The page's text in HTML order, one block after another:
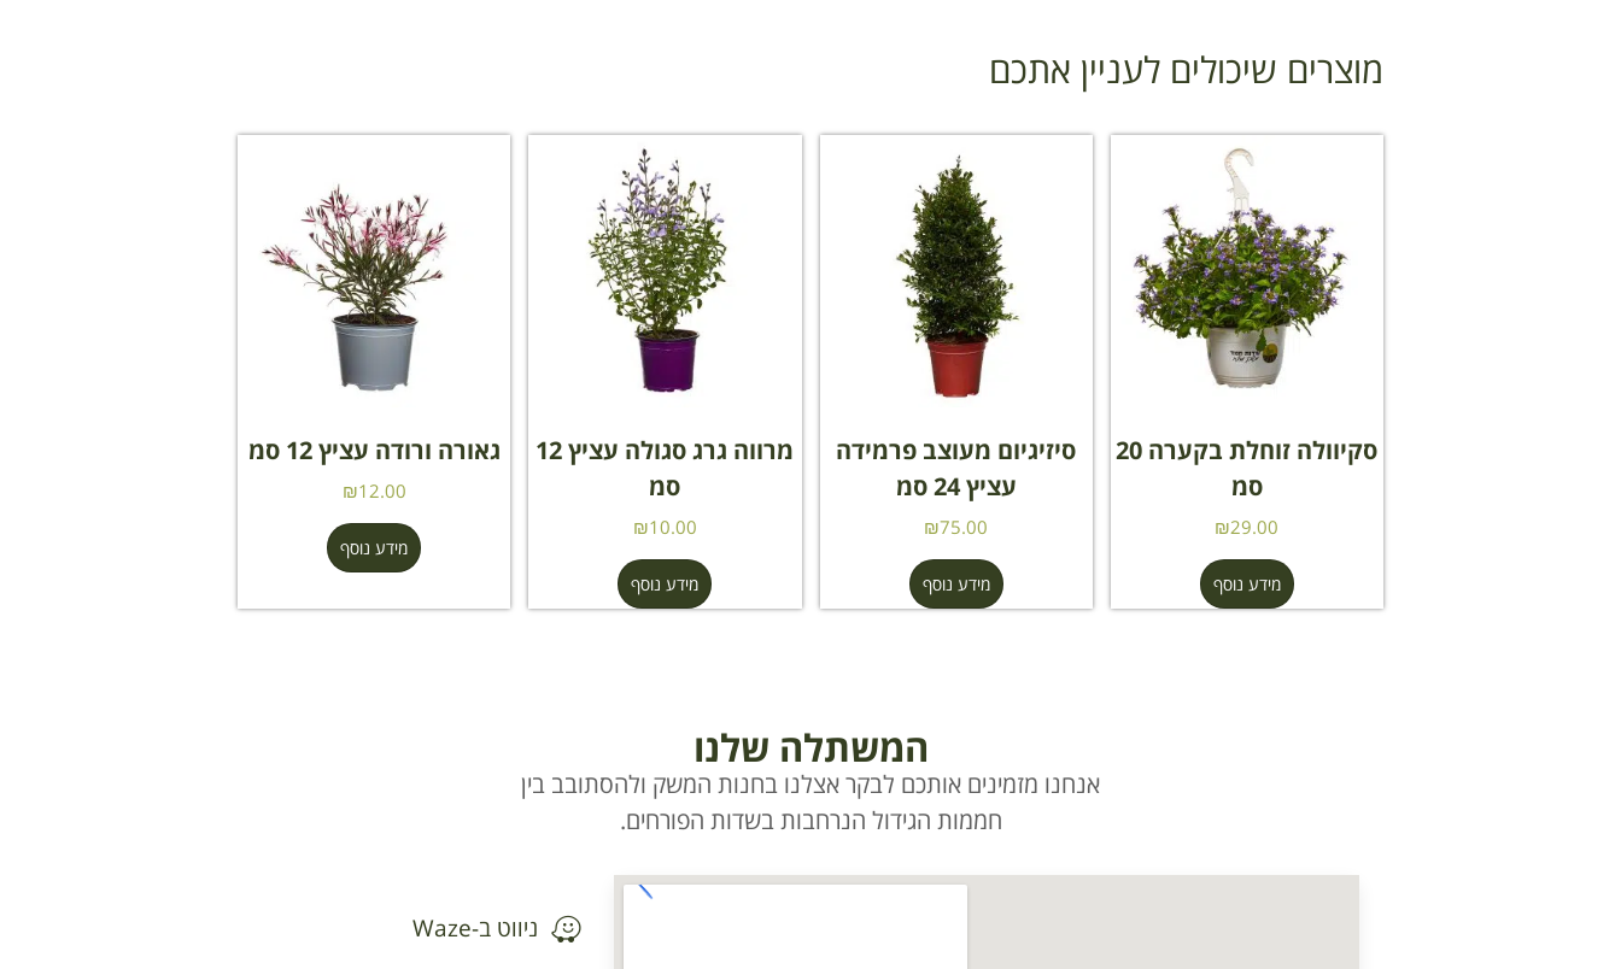
מוצרים שיכולים לעניין אתכם
סקיוולה זוחלת בקערה 20
סמ
₪29.00
מידע נוסף
סיזיגיום מעוצב פרמידה
עציץ 24 סמ
₪75.00
מידע נוסף
מרווה גרג סגולה עציץ 12
סמ
₪10.00
מידע נוסף
גאורה ורודה עציץ 12 סמ
₪12.00
מידע נוסף
המשתלה שלנו
אנחנו מזמינים אותכם לבקר אצלנו בחנות המשק ולהסתובב בין
חממות הגידול הנרחבות בשדות הפורחים.
ניווט ב-Waze